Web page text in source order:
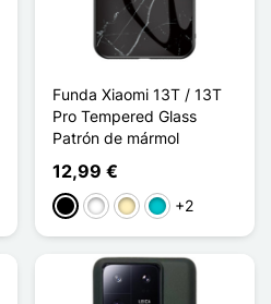
Funda Xiaomi 13T / 13T
Pro Tempered Glass
Patrón de mármol
12,99 €
NegroBlanco
Oro Turquesa
+2